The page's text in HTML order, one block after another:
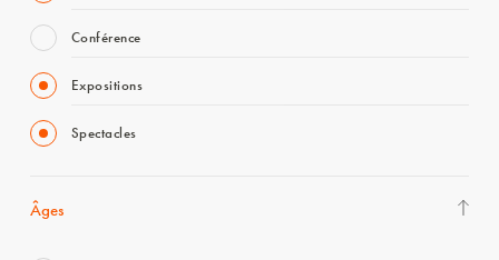
Conférence
Expositions
Spectacles
Âges